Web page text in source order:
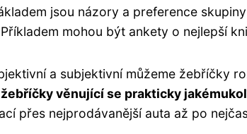
jsou názory a preference
mohou být ankety o nejlepší
a subjektivní můžeme žebříčky
věnující se prakticky
přes nejprodávanější auta až po